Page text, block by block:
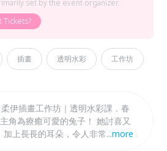
set by the event organizer.
Tickets?
插畫 透明水彩 工作坊
柔伊插畫工作坊｜透明水彩課．春
角為療癒可愛的兔子！ 她討喜又
加上長長的耳朵，令人非常喜愛！
...more